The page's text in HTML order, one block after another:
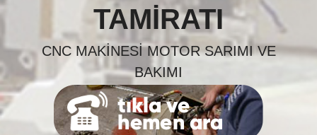
TAMIRATI
CNC MAKINESI MOTOR SARIMI VE
BAKIMI